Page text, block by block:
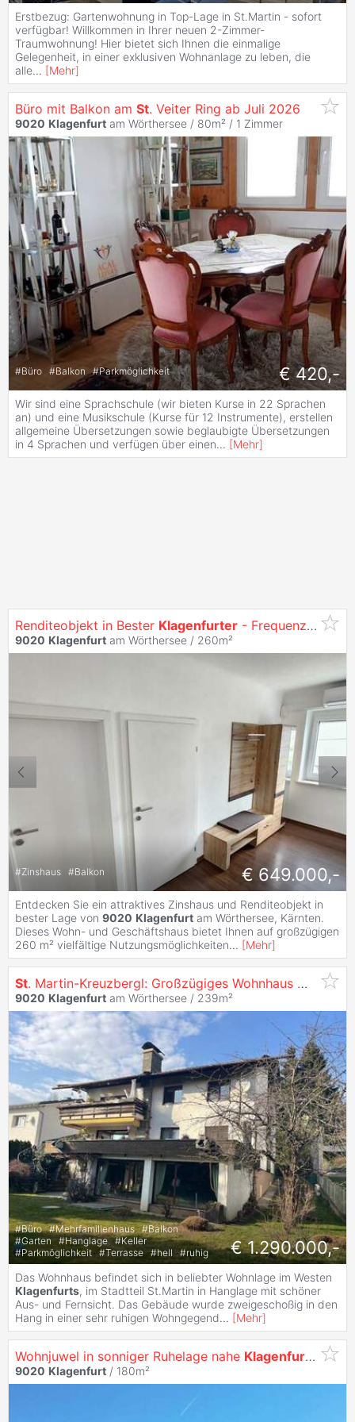
Erstbezug: Gartenwohnung in Top-Lage in St.Martin - sofort
verfügbar! Willkommen in Ihrer neuen 2-Zimmer-
Traumwohnung! Hier bietet sich Ihnen die einmalige
Gelegenheit, in einer exklusiven Wohnanlage zu leben, die
alle... [Mehr]
Büro mit Balkon am St. Veiter Ring ab Juli 2026
9020 Klagenfurt am Wörthersee / 80m² / 1 Zimmer
#Büro #Balkon #Parkmöglichkeit € 420,-
Wir sind eine Sprachschule (wir bieten Kurse in 22 Sprachen
an) und eine Musikschule (Kurse für 12 Instrumente), erstellen
allgemeine Übersetzungen sowie beglaubigte Übersetzungen
in 4 Sprachen und verfügen über einen... [Mehr]
Renditeobjekt in Bester Klagenfurter - Frequenzlage!
9020 Klagenfurt am Wörthersee / 260m²
#Zinshaus #Balkon € 649.000,-
Entdecken Sie ein attraktives Zinshaus und Renditeobjekt in
bester Lage von 9020 Klagenfurt am Wörthersee, Kärnten.
Dieses Wohn- und Geschäftshaus bietet Ihnen auf großzügigen
260 m² vielfältige Nutzungsmöglichkeiten... [Mehr]
St. Martin-Kreuzbergl: Großzügiges Wohnhaus mit 2 Wohneinheiten und Doppelgarage, Indoorpool mit Wellnessbereich, Südlage, Fernsicht
9020 Klagenfurt am Wörthersee / 239m²
#Büro #Mehrfamilienhaus #Balkon
#Garten #Hanglage #Keller
#Parkmöglichkeit #Terrasse #hell #ruhig € 1.290.000,-
Das Wohnhaus befindet sich in beliebter Wohnlage im Westen
Klagenfurts, im Stadtteil St.Martin in Hanglage mit schöner
Aus- und Fernsicht. Das Gebäude wurde zweigeschoßig in den
Hang in einer sehr ruhigen Wohngegend... [Mehr]
Wohnjuwel in sonniger Ruhelage nahe Klagenfurt |
9020 Klagenfurt / 180m²